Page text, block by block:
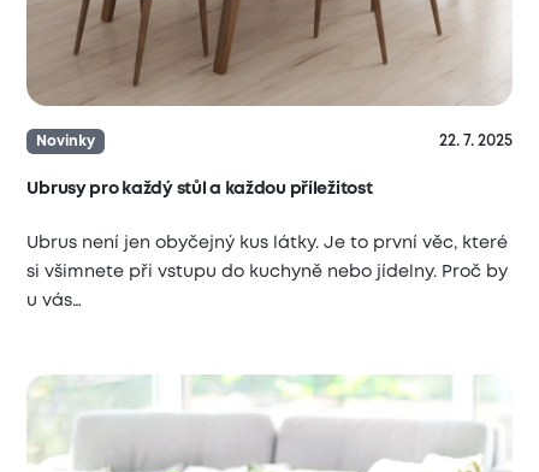
Novinky 22. 7. 2025
Ubrusy pro každý stůl a každou příležitost
Ubrus není jen obyčejný kus látky. Je to první věc, které
si všimnete při vstupu do kuchyně nebo jídelny. Proč by
u vás…